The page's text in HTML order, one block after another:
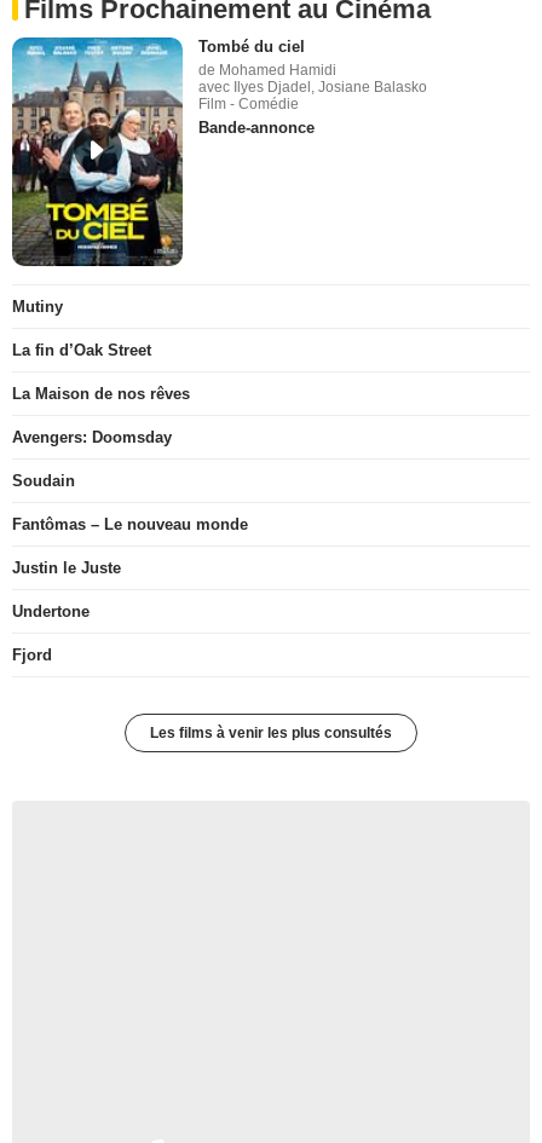
Films Prochainement au Cinéma
Tombé du ciel
de Mohamed Hamidi
avec Ilyes Djadel, Josiane Balasko
Film - Comédie
Bande-annonce
Mutiny
La fin d’Oak Street
La Maison de nos rêves
Avengers: Doomsday
Soudain
Fantômas – Le nouveau monde
Justin le Juste
Undertone
Fjord
Les films à venir les plus consultés